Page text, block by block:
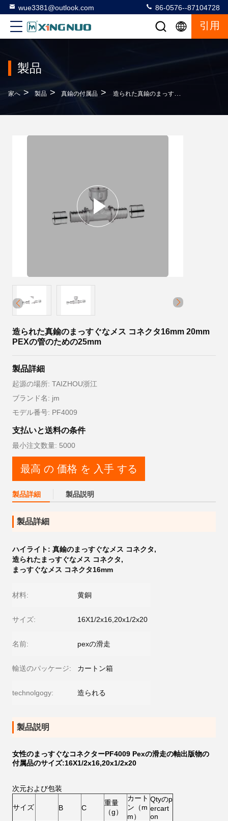
wue3381@outlook.com 86-0576--87104728
引用
製品
家へ > 製品 > 真鍮の付属品 > 造られた真鍮のまっすぐなメス コネクタ16mm 20mm PEXの管のための25mm
造られた真鍮のまっすぐなメス コネクタ16mm 20mm
PEXの管のための25mm
製品詳細
起源の場所: TAIZHOU浙江
ブランド名: jm
モデル番号: PF4009
支払いと送料の条件
最小注文数量: 5000
最高 の 価格 を 入手 する
製品詳細 製品説明
製品詳細
ハイライト: 真鍮のまっすぐなメス コネクタ,
造られたまっすぐなメス コネクタ,
まっすぐなメス コネクタ16mm
材料: 黄銅
サイズ: 16X1/2x16,20x1/2x20
名前: pexの滑走
輸送のパッケージ: カートン箱
technolgogy: 造られる
製品説明
女性のまっすぐなコネクターPF4009 Pexの滑走の軸出版物の
付属品のサイズ:16X1/2x16,20x1/2x20
次元および包装
サイズ B C
重量
（g）
カート
ン（m
m）
Qtyのp
ercart
on